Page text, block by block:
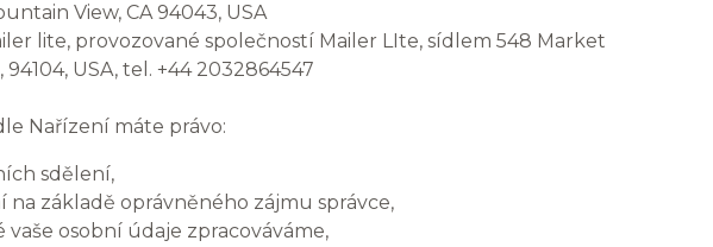
View, CA 94043, USA
lite, provozované společností Mailer LIte, sídlem 548 Market
94104, USA, tel. +44 2032864547
Nařízení máte právo:
sdělení,
základě oprávněného zájmu správce,
vaše osobní údaje zpracováváme,